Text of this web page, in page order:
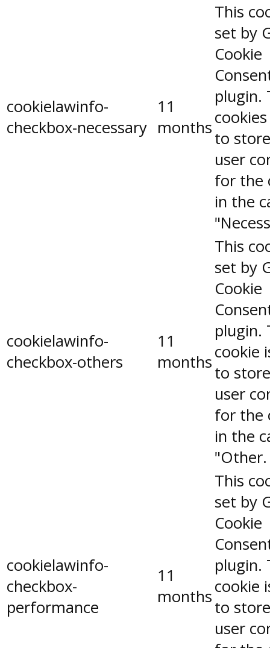
cookielawinfo-
checkbox-necessary
11
months
This
set by
Cookie
plugin.
to
user
for the
in the
cookielawinfo-
checkbox-others
11
months
This
set by
Cookie
plugin.
cookie
to
user
for the
in the
"Other.
cookielawinfo-
checkbox-
performance
11
months
This
set by
Cookie
plugin.
cookie
to
user